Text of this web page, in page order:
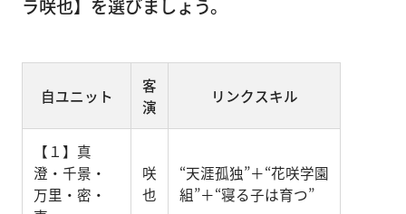
ラ咲也】を選びましょう。
自ユニット
客
演
リンクスキル
【１】真
澄・千景・
万里・密・
咲
也
“天涯孤独”＋“花咲学園
組”＋“寝る子は育つ”